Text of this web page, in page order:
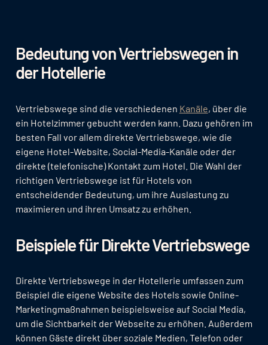
Bedeutung von Vertriebswegen in
der Hotellerie
Vertriebswege sind die verschiedenen Kanäle, über die
ein Hotelzimmer gebucht werden kann. Dazu gehören im
besten Fall vor allem direkte Vertriebswege, wie die
eigene Hotel-Website, Social-Media-Kanäle oder der
direkte (telefonische) Kontakt zum Hotel. Die Wahl der
richtigen Vertriebswege ist für Hotels von
entscheidender Bedeutung, um ihre Auslastung zu
maximieren und ihren Umsatz zu erhöhen.
Beispiele für Direkte Vertriebswege
Direkte Vertriebswege in der Hotellerie umfassen zum
Beispiel die eigene Website des Hotels sowie Online-
Marketingmaßnahmen beispielsweise auf Social Media,
um die Sichtbarkeit der Webseite zu erhöhen. Außerdem
können Gäste direkt über soziale Medien, Telefon oder